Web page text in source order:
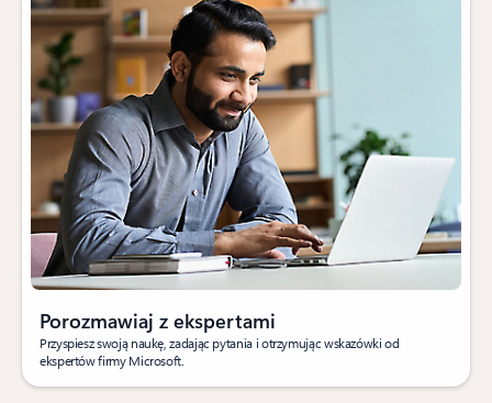
Porozmawiaj z ekspertami
Przyspiesz swoją naukę, zadając pytania i otrzymując wskazówki od
ekspertów firmy Microsoft.